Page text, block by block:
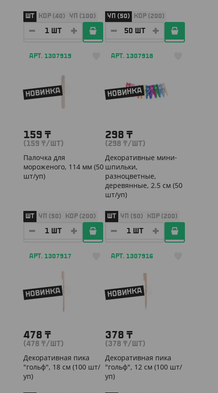
ШТ КОР (40) УП (100) УП (50) КОР (200)
АРТ. 1307919
НОВИНКА
159 ₸
(159 ₸/ШТ)
Палочка для
мороженого, 114 мм (50
шт/уп)
ШТ УП (50) КОР (200)
АРТ. 1307918
НОВИНКА
298 ₸
(298 ₸/ШТ)
Декоративные мини-
шпильки,
разноцветные,
деревянные, 2.5 см (50
шт/уп)
ШТ УП (50) КОР (200)
АРТ. 1307917
НОВИНКА
478 ₸
(478 ₸/ШТ)
Декоративная пика
"гольф", 18 см (100 шт/
уп)
АРТ. 1307916
НОВИНКА
378 ₸
(378 ₸/ШТ)
Декоративная пика
"гольф", 12 см (100 шт/
уп)